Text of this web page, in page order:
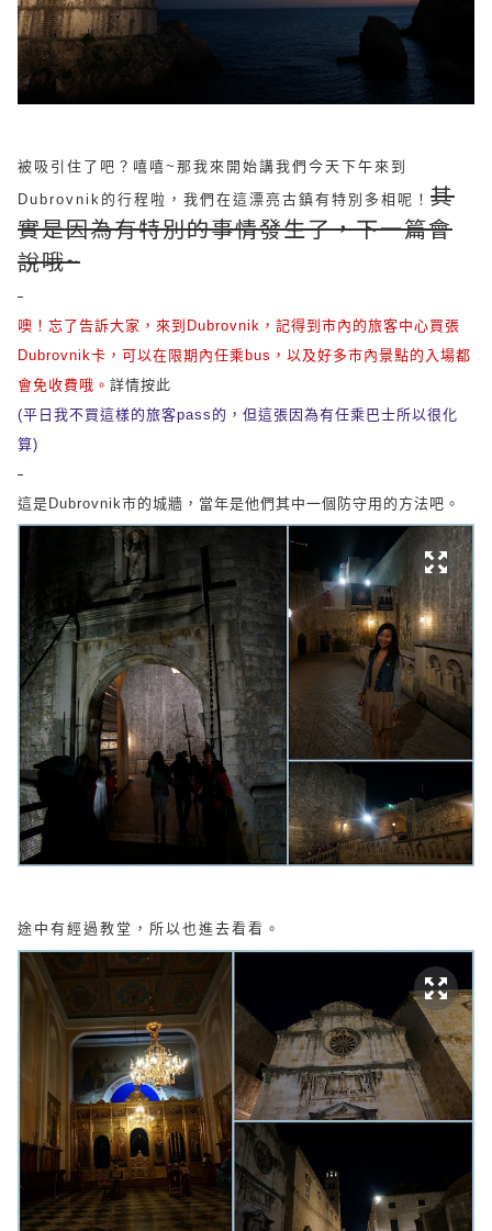
被吸引住了吧？嘻嘻~那我來開始講我們今天下午來到
Dubrovnik的行程啦，我們在這漂亮古鎮有特別多相呢！ 其
實是因為有特別的事情發生了，下一篇會
說哦~
噢！忘了告訴大家，來到Dubrovnik，記得到市內的旅客中心買張
Dubrovnik卡，可以在限期內任乘bus，以及好多市內景點的入場都
會免收費哦。 詳情按此
(平日我不買這樣的旅客pass的，但這張因為有任乘巴士所以很化
算)
這是Dubrovnik市的城牆，當年是他們其中一個防守用的方法吧。
途中有經過教堂，所以也進去看看。